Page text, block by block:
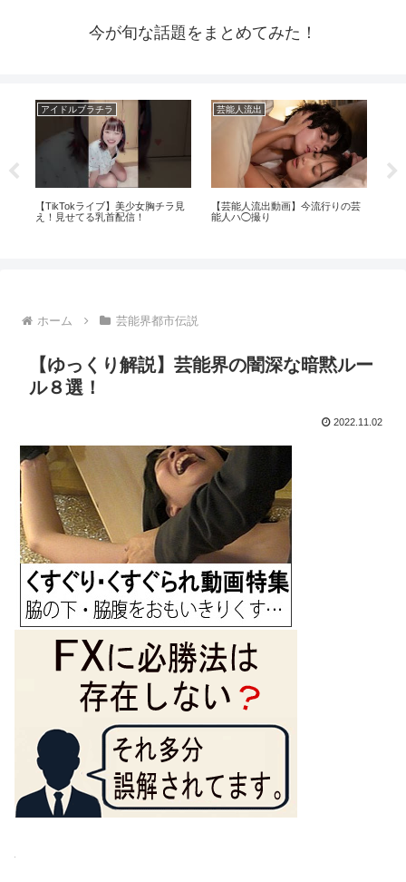
今が旬な話題をまとめてみた！
アイドルブラチラ
【TikTokライブ】美少女胸チラ見
え！見せてる乳首配信！
芸能人流出
【芸能人流出動画】今流行りの芸
能人ハ◯撮り
ホーム 芸能界都市伝説
【ゆっくり解説】芸能界の闇深な暗黙ルー
ル８選！
2022.11.02